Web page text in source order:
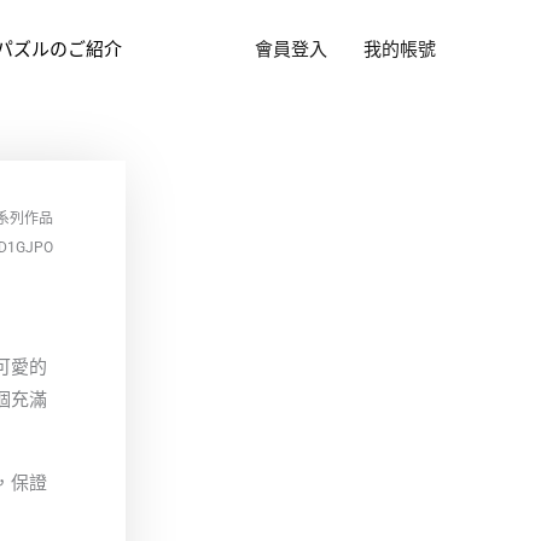
ズルのご紹介 會員登入 我的帳號
列作品
愛的
充滿
保證